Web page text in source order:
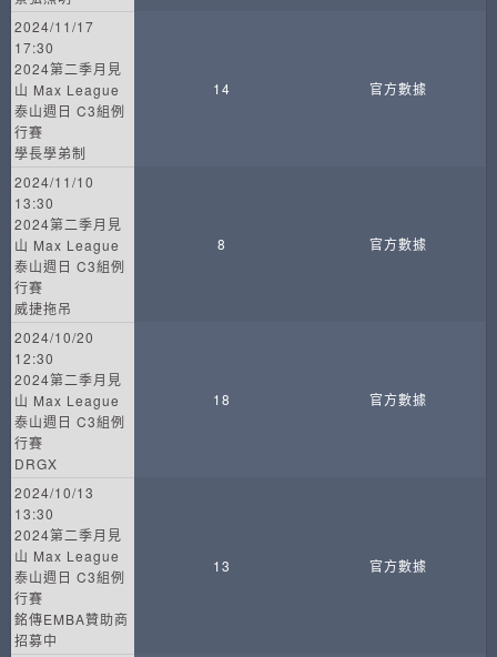
2024/11/17
17:30
2024第二季月見
山 Max League
泰山週日 C3組例
行賽
學長學弟制
14 官方數據
2024/11/10
13:30
2024第二季月見
山 Max League
泰山週日 C3組例
行賽
威捷拖吊
8 官方數據
2024/10/20
12:30
2024第二季月見
山 Max League
泰山週日 C3組例
行賽
DRGX
18 官方數據
2024/10/13
13:30
2024第二季月見
山 Max League
泰山週日 C3組例
行賽
銘傳EMBA贊助商
招募中
13 官方數據